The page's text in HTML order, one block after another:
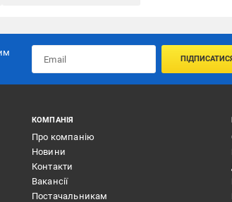
КОМПАНІЯ
Про компанію
Новини
Контакти
Вакансії
Постачальникам